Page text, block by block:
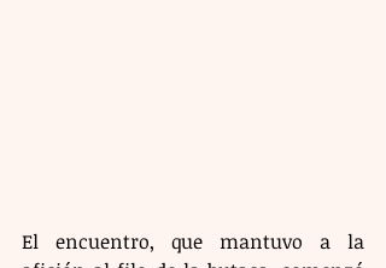
El encuentro, que mantuvo a la